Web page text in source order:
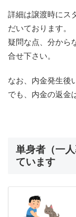
詳細は譲渡時にス
だいております。
疑問な点、分から
合せ下さい。
なお、内金発生後
でも、内金の返金
単身者（一
ています